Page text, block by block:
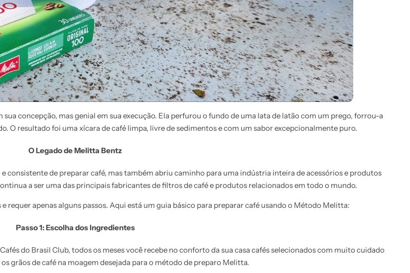
concepção, mas genial em sua execução. Ela perfurou o fundo de uma lata de latão com um prego, forrou-a
O resultado foi uma xícara de café limpa, livre de sedimentos e com um sabor excepcionalmente puro.
O Legado de Melitta Bentz
de preparar café, mas também abriu caminho para uma indústria inteira de acessórios e produtos
a ser uma das principais fabricantes de filtros de café e produtos relacionados em todo o mundo.
requer apenas alguns passos. Aqui está um guia básico para preparar café usando o Método Melitta:
Passo 1: Escolha dos Ingredientes
do Brasil Club, todos os meses você recebe no conforto da sua casa cafés selecionados com muito cuidado
grãos de café na moagem desejada para o método de preparo Melitta.